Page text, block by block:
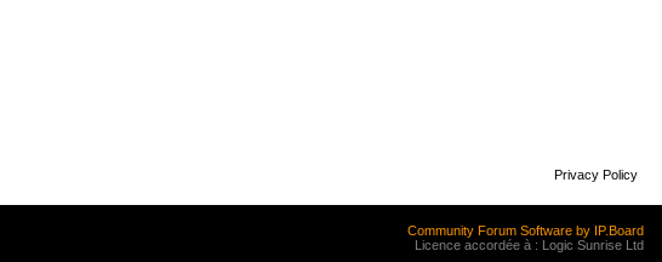
Privacy Policy
Community Forum Software by IP.Board
Licence accordée à : Logic Sunrise Ltd